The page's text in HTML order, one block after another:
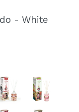
fare i tuoi
dei tuoi ordini e
- White